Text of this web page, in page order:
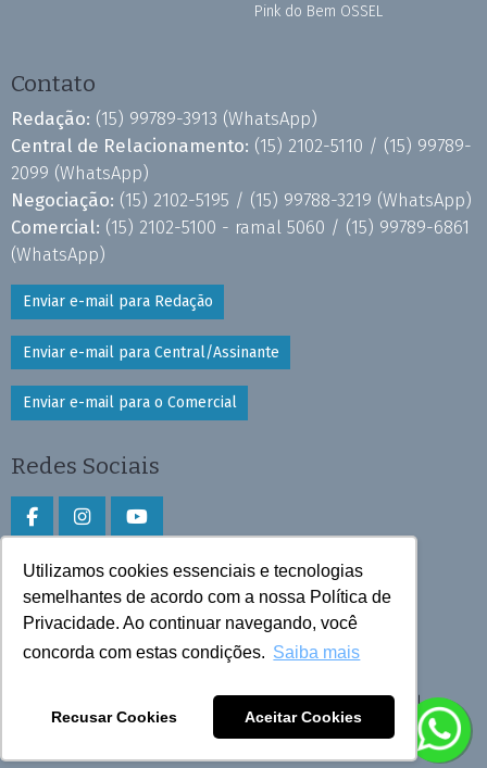
Utilizamos cookies essenciais e tecnologias
semelhantes de acordo com a nossa Política de
Privacidade. Ao continuar navegando, você
concorda com estas condições. Saiba mais
Recusar Cookies Aceitar Cookies
Pink do Bem OSSEL
Contato
Redação: (15) 99789-3913 (WhatsApp)
Central de Relacionamento: (15) 2102-5110 / (15) 99789-
2099 (WhatsApp)
Negociação: (15) 2102-5195 / (15) 99788-3219 (WhatsApp)
Comercial: (15) 2102-5100 - ramal 5060 / (15) 99789-6861
(WhatsApp)
Enviar e-mail para Redação
Enviar e-mail para Central/Assinante
Enviar e-mail para o Comercial
Redes Sociais
Faça download do aplicativo
Play Store e App Store
Todos os direitos reservados © 2026 Cruzeiro do Sul